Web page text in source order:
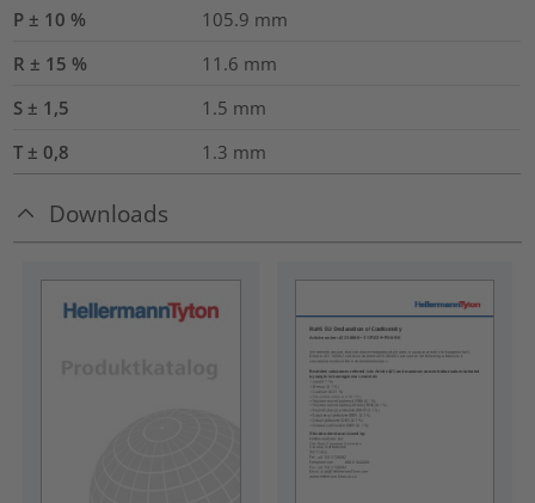
P ± 10 %
105.9 mm
R ± 15 %
11.6 mm
S ± 1,5
1.5 mm
T ± 0,8
1.3 mm
Downloads